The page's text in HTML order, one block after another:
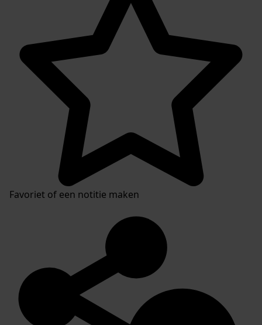
Favoriet of een notitie maken